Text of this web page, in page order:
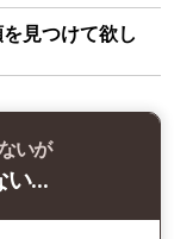
見つけて欲し
いが
い…